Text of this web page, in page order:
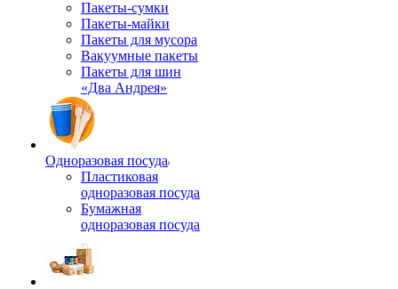
Пакеты-сумки
Пакеты-майки
Пакеты для мусора
Вакуумные пакеты
Пакеты для шин
«Два Андрея»
Одноразовая посуда
Пластиковая
одноразовая посуда
Бумажная
одноразовая посуда